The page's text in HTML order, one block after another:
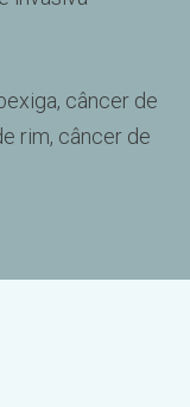
câncer de
rim, câncer de